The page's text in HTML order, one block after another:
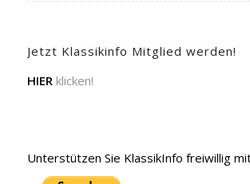
Jetzt Klassikinfo Mitglied werden!
HIER klicken!
Unterstützen Sie KlassikInfo freiwillig